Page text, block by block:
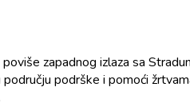
zapadnog izlaza sa
podrške i pomoći